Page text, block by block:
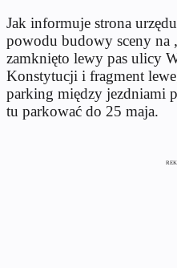
Jak informuje strona
powodu budowy sceny na
zamknięto lewy pas ulicy
Konstytucji i fragment
parking między jezdniami
tu parkować do 25 maja.